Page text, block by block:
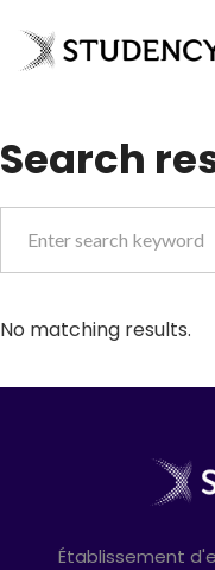
Search
No matching results.
Établissement